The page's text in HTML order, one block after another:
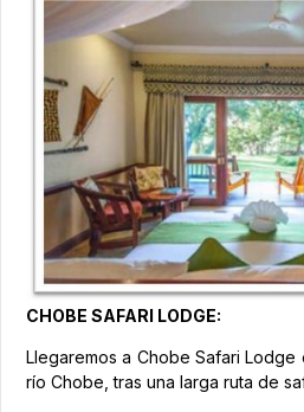
CHOBE SAFARI LODGE:
Llegaremos a Chobe Safari Lodge
río Chobe, tras una larga ruta de